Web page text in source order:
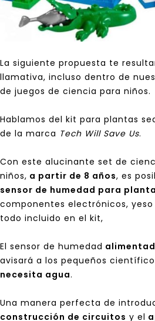
La siguiente propuesta te
llamativa, incluso dentro de
de juegos de ciencia para niños.
Hablamos del kit para plantas
de la marca Tech Will Save Us.
Con este alucinante set de
niños, a partir de 8 años, es
sensor de humedad para
componentes electrónicos, yeso
todo incluido en el kit,
El sensor de humedad
avisará a los pequeños
necesita agua.
Una manera perfecta de
construcción de circuitos y el